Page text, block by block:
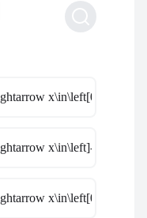
x\in\left[0;2\right]
x\in\left]-
x\in\left[0;4\right]